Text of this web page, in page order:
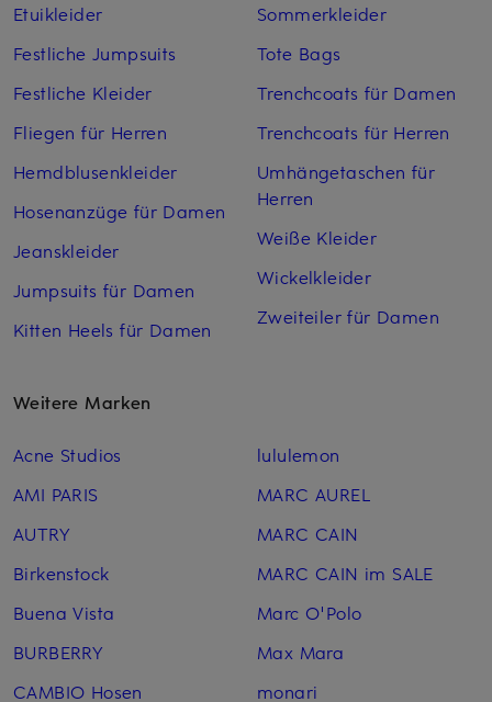
Etuikleider
Festliche Jumpsuits
Festliche Kleider
Fliegen für Herren
Hemdblusenkleider
Hosenanzüge für Damen
Jeanskleider
Jumpsuits für Damen
Kitten Heels für Damen
Sommerkleider
Tote Bags
Trenchcoats für Damen
Trenchcoats für Herren
Umhängetaschen für
Herren
Weiße Kleider
Wickelkleider
Zweiteiler für Damen
Weitere Marken
Acne Studios
AMI PARIS
AUTRY
Birkenstock
Buena Vista
BURBERRY
CAMBIO Hosen
lululemon
MARC AUREL
MARC CAIN
MARC CAIN im SALE
Marc O'Polo
Max Mara
monari